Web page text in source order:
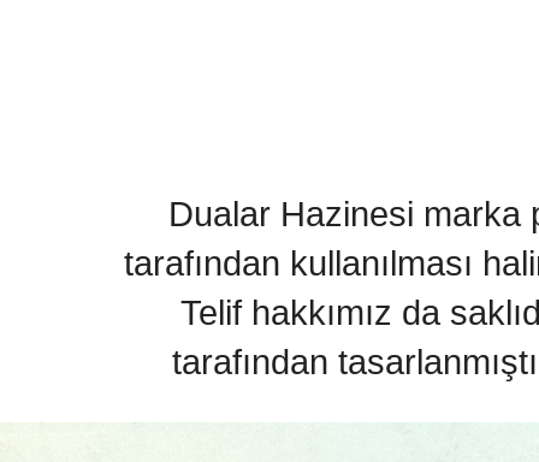
Dualar Hazinesi marka
tarafından kullanılması
Telif hakkımız da
tarafından